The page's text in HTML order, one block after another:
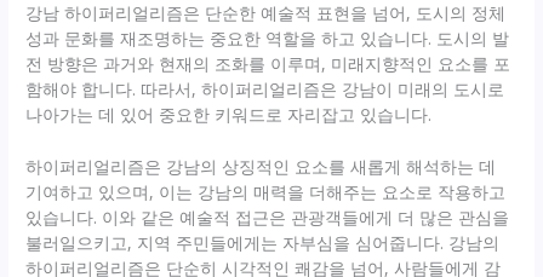
강남 하이퍼리얼리즘은 단순한 예술적 표현을 넘어, 도시의 정체
성과 문화를 재조명하는 중요한 역할을 하고 있습니다. 도시의 발
전 방향은 과거와 현재의 조화를 이루며, 미래지향적인 요소를 포
함해야 합니다. 따라서, 하이퍼리얼리즘은 강남이 미래의 도시로
나아가는 데 있어 중요한 키워드로 자리잡고 있습니다.
하이퍼리얼리즘은 강남의 상징적인 요소를 새롭게 해석하는 데
기여하고 있으며, 이는 강남의 매력을 더해주는 요소로 작용하고
있습니다. 이와 같은 예술적 접근은 관광객들에게 더 많은 관심을
불러일으키고, 지역 주민들에게는 자부심을 심어줍니다. 강남의
하이퍼리얼리즘은 단순히 시각적인 쾌감을 넘어, 사람들에게 감